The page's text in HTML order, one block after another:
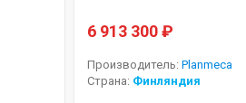
6 913 300₽
Производитель:Planmeca
Страна: Финляндия